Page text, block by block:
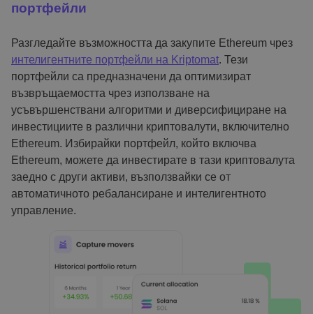
портфейли
Разгледайте възможността да закупите Ethereum чрез
интелигентните портфейли на Kriptomat. Тези
портфейли са предназначени да оптимизират
възвръщаемостта чрез използване на
усъвършенствани алгоритми и диверсифициране на
инвестициите в различни криптовалути, включително
Ethereum. Избирайки портфейл, който включва
Ethereum, можете да инвестирате в тази криптовалута
заедно с други активи, възползвайки се от
автоматичното ребалансиране и интелигентното
управление.